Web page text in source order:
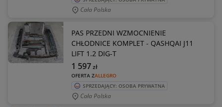
Cała Polska
PAS PRZEDNI WZMOCNIENIE
CHŁODNICE KOMPLET - QASHQAI J11
LIFT 1.2 DIG-T
OFERTA ZALLEGRO
1 597zł
SPRZEDAJĄCY: OSOBA PRYWATNA
Cała Polska